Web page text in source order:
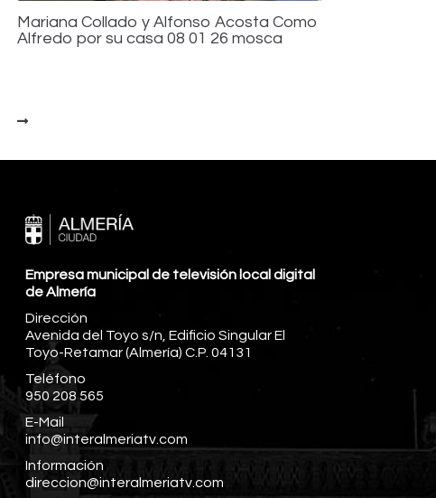
Mariana Collado y Alfonso Acosta Como
Alfredo por su casa 08 01 26 mosca
Empresa municipal de televisión local digital
de Almería
Dirección
Avenida del Toyo s/n, Edificio Singular El
Toyo-Retamar (Almería) C.P. 04131
Teléfono
950 208 565
E-Mail
info@interalmeriatv.com
Información
direccion@interalmeriatv.com